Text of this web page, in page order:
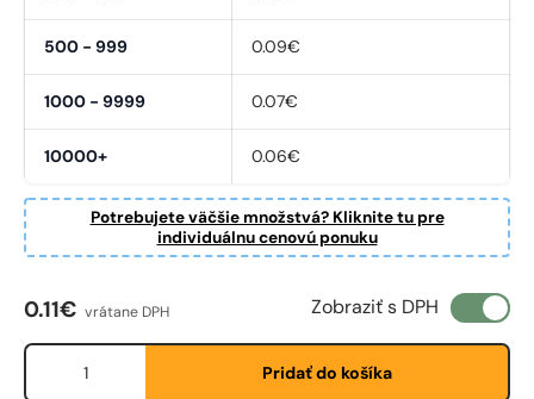
500 - 999 0.09€
1000 - 9999 0.07€
10000+ 0.06€
Potrebujete väčšie množstvá? Kliknite tu pre
individuálnu cenovú ponuku
Bežná cena
0.11€ vrátane DPH Zobraziť s DPH
Množstvo
Pridať do košíka